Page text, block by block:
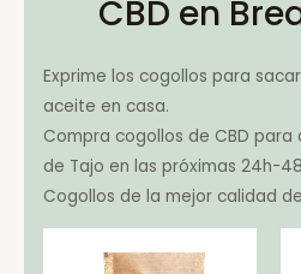
CBD en
Exprime los cogollos para
aceite en casa.
Compra cogollos de CBD
de Tajo en las próximas 24h-
Cogollos de la mejor calidad